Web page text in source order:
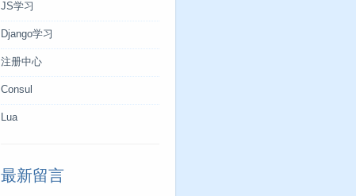
JS学习
Django学习
注册中心
Consul
Lua
最新留言